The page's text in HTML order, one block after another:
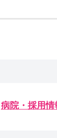
病院・採用情